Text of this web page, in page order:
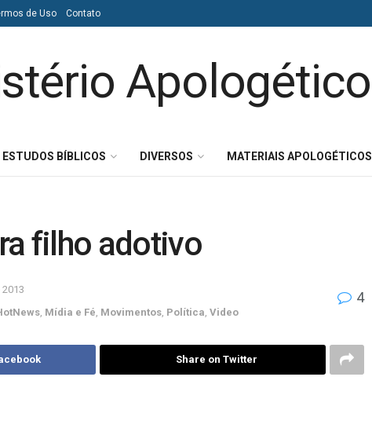
de Uso Contato
ESTUDOS BÍBLICOS DIVERSOS MATERIAIS APOLOGÉTICOS
filho adotivo
Mídia e Fé Movimentos Política Video
4
Share on Twitter